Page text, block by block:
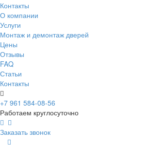
Контакты
О компании
Услуги
Монтаж и демонтаж дверей
Цены
Отзывы
FAQ
Статьи
Контакты
+7 961 584-08-56
Работаем круглосуточно
Заказать звонок